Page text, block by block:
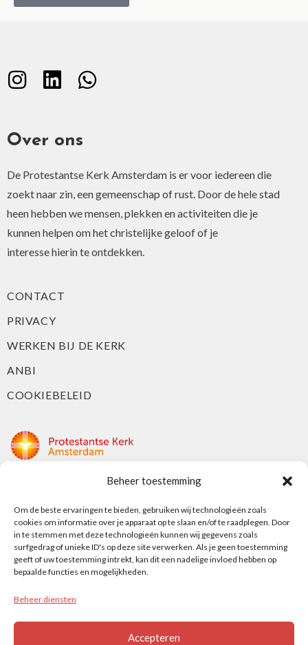
Beheer toestemming
Om de beste ervaringen te bieden, gebruiken wij technologieën zoals
cookies om informatie over je apparaat op te slaan en/of te raadplegen. Door
in te stemmen met deze technologieën kunnen wij gegevens zoals
surfgedrag of unieke ID's op deze site verwerken. Als je geen toestemming
geeft of uw toestemming intrekt, kan dit een nadelige invloed hebben op
bepaalde functies en mogelijkheden.
Beheer diensten
Accepteren
Over ons
De Protestantse Kerk Amsterdam is er voor iedereen die
zoekt naar zin, een gemeenschap of rust. Door de hele stad
heen hebben we mensen, plekken en activiteiten die je
kunnen helpen om het christelijke geloof of je
interesse hierin te ontdekken.
CONTACT
PRIVACY
WERKEN BIJ DE KERK
ANBI
COOKIEBELEID
Nieuwe Herengracht 18
1018 DP Amsterdam
t: 020 5353 700
e: info@protestantsamsterdam.nl
Protestantse Diaconie Amsterdam